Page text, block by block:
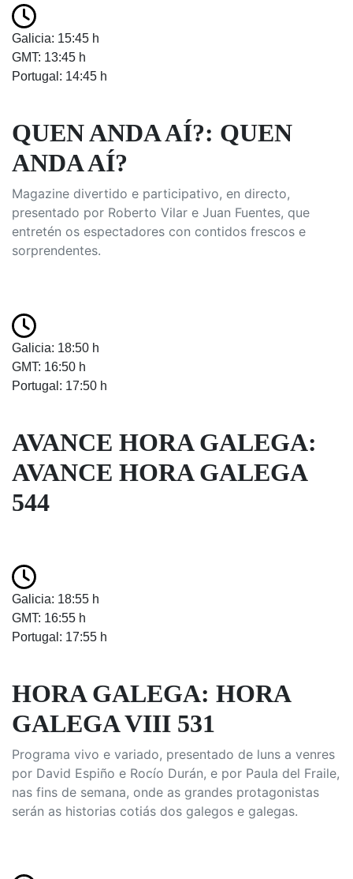
Galicia: 15:45 h
GMT: 13:45 h
Portugal: 14:45 h
QUEN ANDA AÍ?: QUEN
ANDA AÍ?
Magazine divertido e participativo, en directo,
presentado por Roberto Vilar e Juan Fuentes, que
entretén os espectadores con contidos frescos e
sorprendentes.
Galicia: 18:50 h
GMT: 16:50 h
Portugal: 17:50 h
AVANCE HORA GALEGA:
AVANCE HORA GALEGA
544
Galicia: 18:55 h
GMT: 16:55 h
Portugal: 17:55 h
HORA GALEGA: HORA
GALEGA VIII 531
Programa vivo e variado, presentado de luns a venres
por David Espiño e Rocío Durán, e por Paula del Fraile,
nas fins de semana, onde as grandes protagonistas
serán as historias cotiás dos galegos e galegas.